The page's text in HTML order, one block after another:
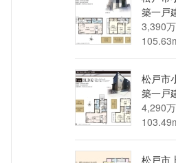
築一戸
3,390
松戸市
築一戸
4,290
松戸市